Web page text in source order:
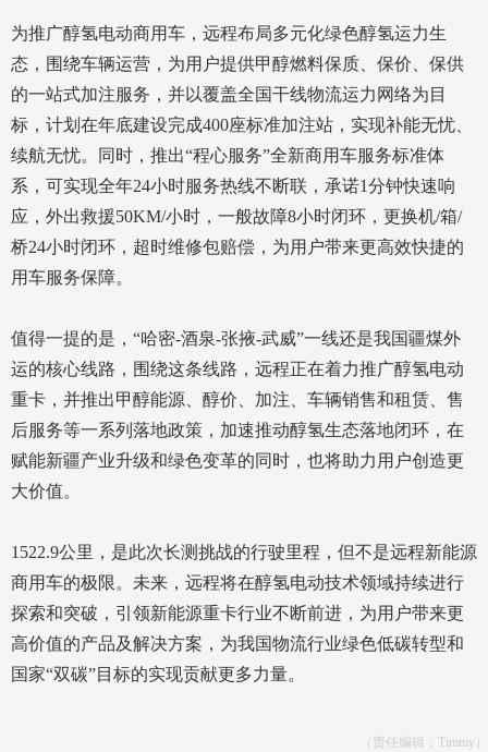
为推广醇氢电动商用车，远程布局多元化绿色醇氢运力生
态，围绕车辆运营，为用户提供甲醇燃料保质、保价、保供
的一站式加注服务，并以覆盖全国干线物流运力网络为目
标，计划在年底建设完成400座标准加注站，实现补能无忧、
续航无忧。同时，推出“程心服务”全新商用车服务标准体
系，可实现全年24小时服务热线不断联，承诺1分钟快速响
应，外出救援50KM/小时，一般故障8小时闭环，更换机/箱/
桥24小时闭环，超时维修包赔偿，为用户带来更高效快捷的
用车服务保障。
值得一提的是，“哈密-酒泉-张掖-武威”一线还是我国疆煤外
运的核心线路，围绕这条线路，远程正在着力推广醇氢电动
重卡，并推出甲醇能源、醇价、加注、车辆销售和租赁、售
后服务等一系列落地政策，加速推动醇氢生态落地闭环，在
赋能新疆产业升级和绿色变革的同时，也将助力用户创造更
大价值。
1522.9公里，是此次长测挑战的行驶里程，但不是远程新能源
商用车的极限。未来，远程将在醇氢电动技术领域持续进行
探索和突破，引领新能源重卡行业不断前进，为用户带来更
高价值的产品及解决方案，为我国物流行业绿色低碳转型和
国家“双碳”目标的实现贡献更多力量。
（责任编辑：Timmy）